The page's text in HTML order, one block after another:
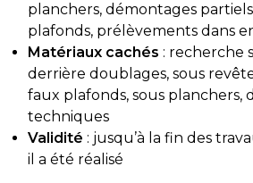
planchers, démontages
plafonds, prélèvements dans
Matériaux cachés : recherche
derrière doublages, sous
faux plafonds, sous planchers,
techniques
Validité : jusqu’à la fin des
il a été réalisé